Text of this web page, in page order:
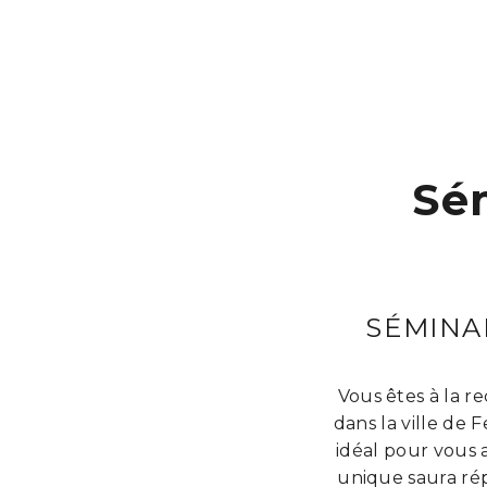
Vous êtes à la
dans la ville de
idéal pour vous
unique saura